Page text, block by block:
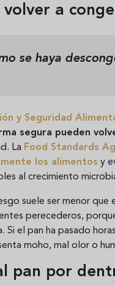
volver a
se haya
y Seguridad
segura pueden
La Food Standards
los alimentos y
al crecimiento
suele ser menor
perecederos,
Si el pan ha pasado
moho, mal olor o
pan por